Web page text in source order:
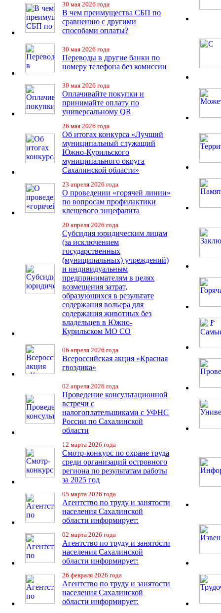
30 мая 2026 года
В чем преимущества СБП по
сравнению с другими
способами оплаты?
30 мая 2026 года
Переводы в другие банки по
номеру телефона без комиссии
30 мая 2026 года
Оплачивайте покупки и
принимайте оплату по
универсальному QR
26 мая 2026 года
Об итогах конкурса «Лучший
муниципальный служащий
Южно-Курильского
муниципального округа
Сахалинской области»
23 апреля 2026 года
О проведении «горячей линии»
по вопросам профилактики
клещевого энцефалита
20 апреля 2026 года
Субсидия юридическим лицам
(за исключением
государственных
(муниципальных) учреждений)
и индивидуальным
предпринимателям в целях
возмещения затрат,
образующихся в результате
содержания вольера для
содержания животных без
владельцев в Южно-
Курильском МО СО
06 апреля 2026 года
Всероссийская акция «Красная
гвоздика»
02 апреля 2026 года
Проведение консультационной
встречи с
налогоплательщиками с УФНС
России по Сахалинской
области
12 марта 2026 года
Смотр-конкурс по охране труда
среди организаций островного
региона по результатам работы
за 2025 год
05 марта 2026 года
Агентство по труду и занятости
населения Сахалинской
области информирует:
02 марта 2026 года
Агентство по труду и занятости
населения Сахалинской
области информирует:
26 февраля 2026 года
Агентство по труду и занятости
населения Сахалинской
области информирует: